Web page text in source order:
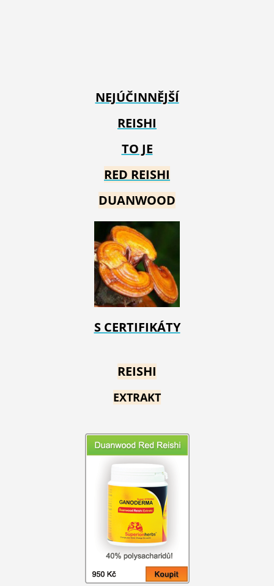
NEJÚČINNĚJŠÍ
REISHI
TO JE
RED REISHI
DUANWOOD
S CERTIFIKÁTY
REISHI
EXTRAKT